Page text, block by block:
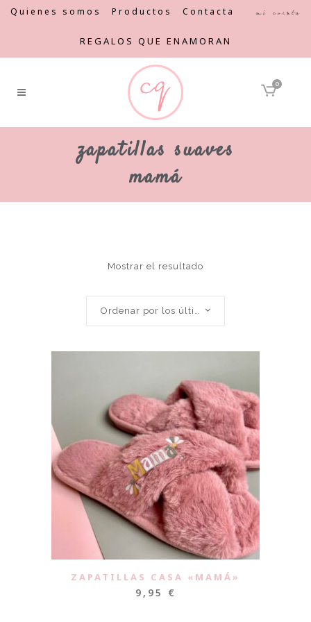
Quienes somos Productos Contacta Mi cuenta
REGALOS QUE ENAMORAN
0
zapatillas suaves
mamá
Mostrar el resultado
Ordenar por los últimos
ZAPATILLAS CASA «MAMÁ»
9,95 €